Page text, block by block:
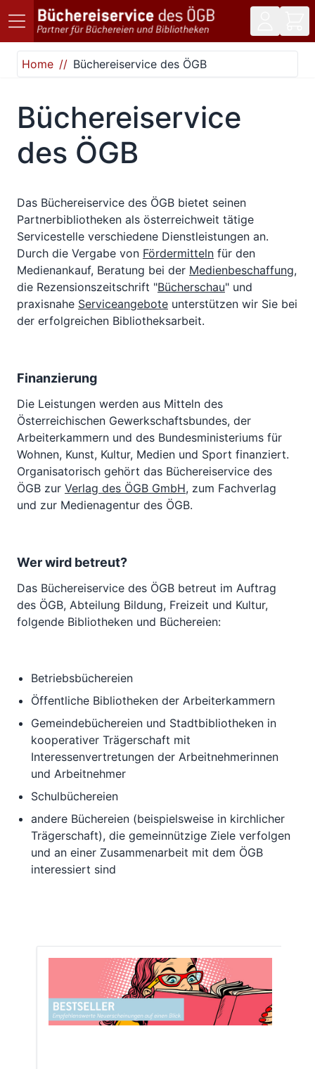
Direkt zum Inhalt
Home
Büchereiservice des ÖGB
Büchereiservice
des ÖGB
Das Büchereiservice des ÖGB bietet seinen
Partnerbibliotheken als österreichweit tätige
Servicestelle verschiedene Dienstleistungen an.
Durch die Vergabe von Fördermitteln für den
Medienankauf, Beratung bei der Medienbeschaffung,
die Rezensionszeitschrift "Bücherschau" und
praxisnahe Serviceangebote unterstützen wir Sie bei
der erfolgreichen Bibliotheksarbeit.
Finanzierung
Die Leistungen werden aus Mitteln des
Österreichischen Gewerkschaftsbundes, der
Arbeiterkammern und des Bundesministeriums für
Wohnen, Kunst, Kultur, Medien und Sport finanziert.
Organisatorisch gehört das Büchereiservice des
ÖGB zur Verlag des ÖGB GmbH, zum Fachverlag
und zur Medienagentur des ÖGB.
Wer wird betreut?
Das Büchereiservice des ÖGB betreut im Auftrag
des ÖGB, Abteilung Bildung, Freizeit und Kultur,
folgende Bibliotheken und Büchereien:
Betriebsbüchereien
Öffentliche Bibliotheken der Arbeiterkammern
Gemeindebüchereien und Stadtbibliotheken in
kooperativer Trägerschaft mit
Interessenvertretungen der Arbeitnehmerinnen
und Arbeitnehmer
Schulbüchereien
andere Büchereien (beispielsweise in kirchlicher
Trägerschaft), die gemeinnützige Ziele verfolgen
und an einer Zusammenarbeit mit dem ÖGB
interessiert sind